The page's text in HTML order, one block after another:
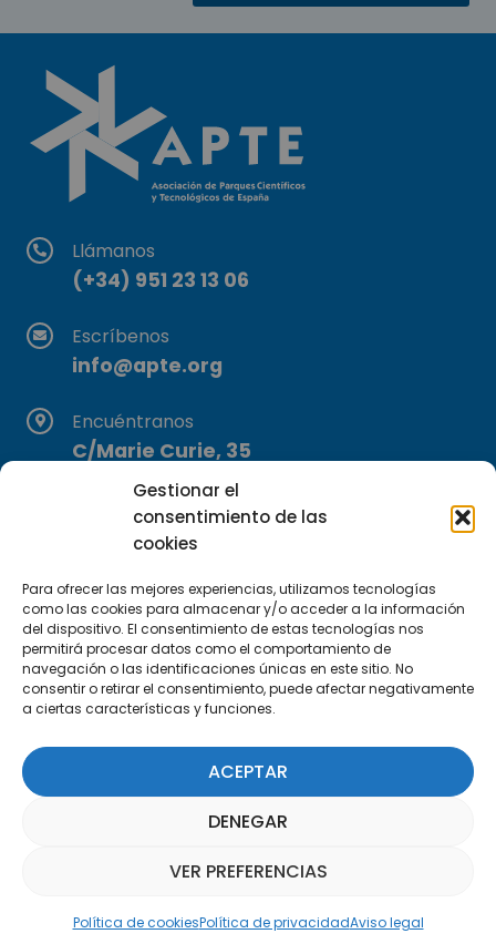
Gestionar el
consentimiento de las
cookies
Para ofrecer las mejores experiencias, utilizamos tecnologías
como las cookies para almacenar y/o acceder a la información
del dispositivo. El consentimiento de estas tecnologías nos
permitirá procesar datos como el comportamiento de
navegación o las identificaciones únicas en este sitio. No
consentir o retirar el consentimiento, puede afectar negativamente
a ciertas características y funciones.
ACEPTAR
DENEGAR
VER PREFERENCIAS
Política de cookiesPolítica de privacidadAviso legal
Llámanos
(+34) 951 23 13 06
Escríbenos
info@apte.org
Encuéntranos
C/Marie Curie, 35
29590 Campanillas, Málaga
Suscríbete a nuestra Newsletter
SUSCRÍBETE AQUÍ